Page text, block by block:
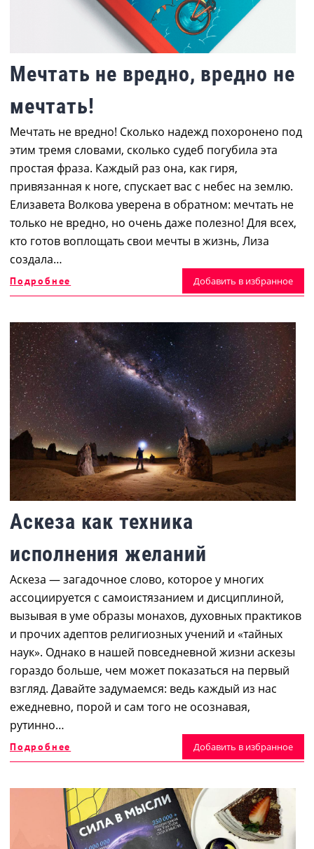
Мечтать не вредно, вредно не
мечтать!
Мечтать не вредно! Сколько надежд похоронено под
этим тремя словами, сколько судеб погубила эта
простая фраза. Каждый раз она, как гиря,
привязанная к ноге, спускает вас с небес на землю.
Елизавета Волкова уверена в обратном: мечтать не
только не вредно, но очень даже полезно! Для всех,
кто готов воплощать свои мечты в жизнь, Лиза
создала…
Подробнее Добавить в избранное
Аскеза как техника
исполнения желаний
Аскеза — загадочное слово, которое у многих
ассоциируется с самоистязанием и дисциплиной,
вызывая в уме образы монахов, духовных практиков
и прочих адептов религиозных учений и «тайных
наук». Однако в нашей повседневной жизни аскезы
гораздо больше, чем может показаться на первый
взгляд. Давайте задумаемся: ведь каждый из нас
ежедневно, порой и сам того не осознавая,
рутинно…
Подробнее Добавить в избранное